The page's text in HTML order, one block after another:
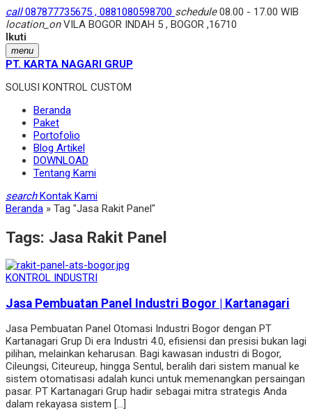
call087877735675 , 0881080598700 schedule08.00 - 17.00 WIB
location_onVILA BOGOR INDAH 5 , BOGOR ,16710
Ikuti
menu
PT. KARTA NAGARI GRUP
SOLUSI KONTROL CUSTOM
Beranda
Paket
Portofolio
Blog Artikel
DOWNLOAD
Tentang Kami
search Kontak Kami
Beranda » Tag "Jasa Rakit Panel"
Tags: Jasa Rakit Panel
KONTROL INDUSTRI
Jasa Pembuatan Panel Industri Bogor | Kartanagari
Jasa Pembuatan Panel Otomasi Industri Bogor dengan PT
Kartanagari Grup Di era Industri 4.0, efisiensi dan presisi bukan lagi
pilihan, melainkan keharusan. Bagi kawasan industri di Bogor,
Cileungsi, Citeureup, hingga Sentul, beralih dari sistem manual ke
sistem otomatisasi adalah kunci untuk memenangkan persaingan
pasar. PT Kartanagari Grup hadir sebagai mitra strategis Anda
dalam rekayasa sistem […]